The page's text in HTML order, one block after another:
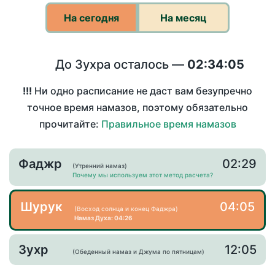
На сегодня На месяц
До Зухра осталось — 02:34:05
!!! Ни одно расписание не даст вам безупречно
точное время намазов, поэтому обязательно
прочитайте: Правильное время намазов
Фаджр
(Утренний намаз)
Почему мы используем этот метод расчета?
02:29
Шурук
(Восход солнца и конец Фаджра)
Намаз Духа: 04:26
04:05
Зухр (Обеденный намаз и Джума по пятницам) 12:05